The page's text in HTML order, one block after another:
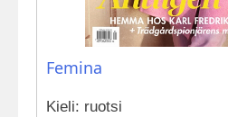
Femina
Kieli: ruotsi